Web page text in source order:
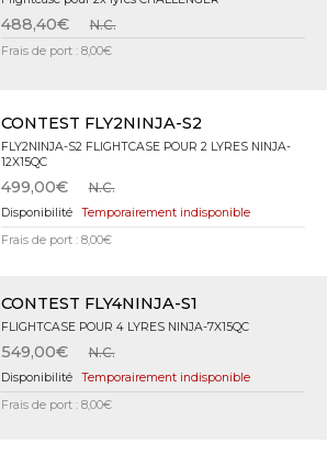
488,40€ N.C.
Frais de port : 8,00€
CONTEST FLY2NINJA-S2
FLY2NINJA-S2 FLIGHTCASE POUR 2 LYRES NINJA-
12X15QC
499,00€ N.C.
Temporairement indisponible
Frais de port : 8,00€
CONTEST FLY4NINJA-S1
FLIGHTCASE POUR 4 LYRES NINJA-7X15QC
549,00€ N.C.
Temporairement indisponible
Frais de port : 8,00€